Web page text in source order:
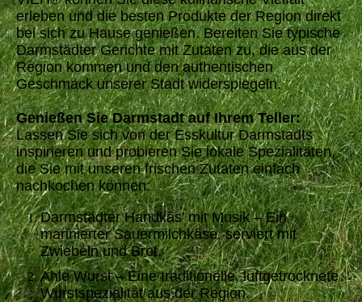
erleben und die besten Produkte der Region direkt
bei sich zu Hause genießen. Bereiten Sie typische
Darmstädter Gerichte mit Zutaten zu, die aus der
Region kommen und den authentischen
Geschmack unserer Stadt widerspiegeln.
Genießen Sie Darmstadt auf Ihrem Teller:
Lassen Sie sich von der Esskultur Darmstadts
inspirieren und probieren Sie lokale Spezialitäten,
die Sie mit unseren frischen Zutaten einfach
nachkochen können:
Darmstädter Handkäs' mit Musik – Ein
marinierter Sauermilchkäse, serviert mit
Zwiebeln und Brot.
Ahle Wurst – Eine traditionelle, luftgetrocknete
Wurstspezialität aus der Region.